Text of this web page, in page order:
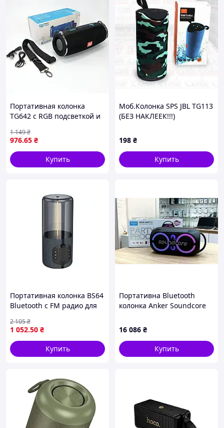
Портативная колонка
TG642 с RGB подсветкой и
аккумуляторная колонка
для музыки. Цвет: черный
976.65 ₴
1 149₴
Купить
Моб.Колонка SPS JBL TG113
(БЕЗ НАКЛЕЕК!!!)
198 ₴
Купить
Портативная колонка BS64
Bluetooth с FM радио для
мощный звук 5Вт
1 052.50 ₴
2 105₴
Купить
Портативна Bluetooth
колонка Anker Soundcore
16 086 ₴
Купить